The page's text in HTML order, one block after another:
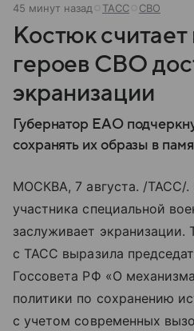
45 минут назад ТАСС СВО
Костюк считает
героев СВО
экранизации
Губернатор ЕАО
сохранять их образы в
МОСКВА, 7 августа. /ТАСС/.
участника специальной
заслуживает экранизации.
с ТАСС выразила
Госсовета РФ «О
политики по сохранению
с учетом современных